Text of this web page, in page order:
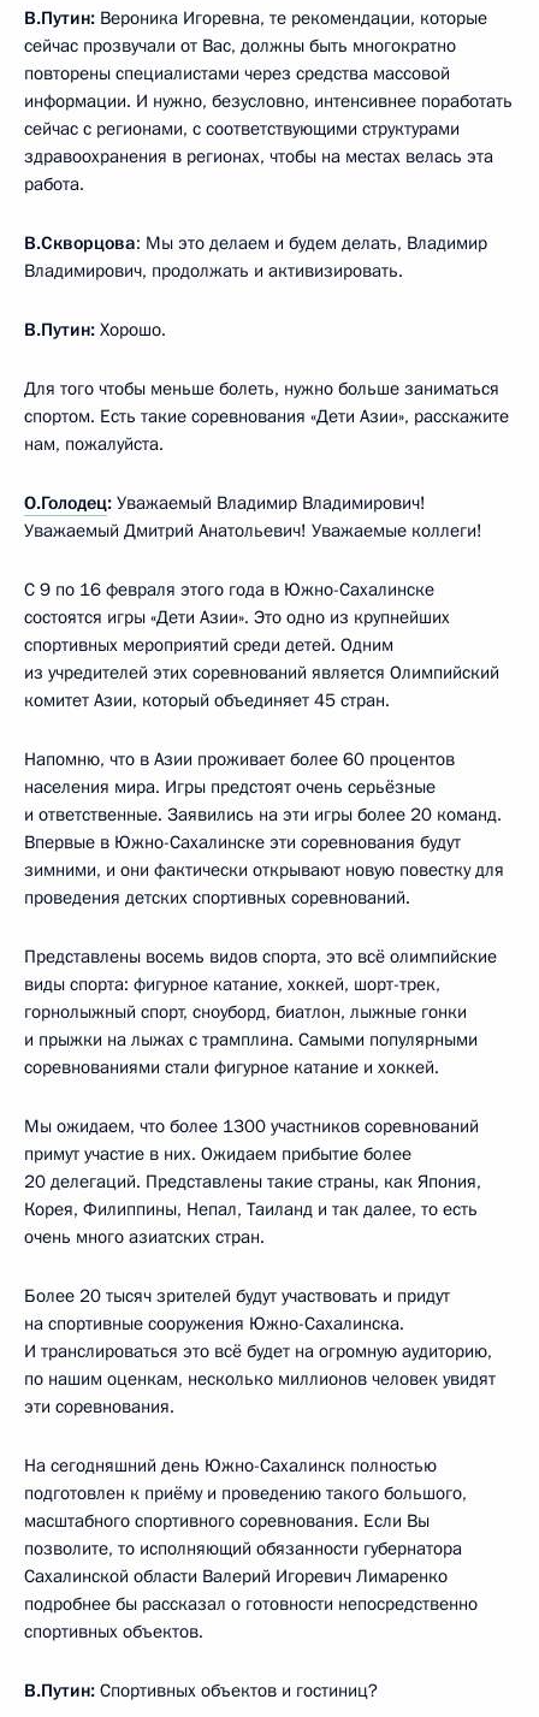
В.Путин: Вероника Игоревна, те рекомендации, которые
сейчас прозвучали от Вас, должны быть многократно
повторены специалистами через средства массовой
информации. И нужно, безусловно, интенсивнее поработать
сейчас с регионами, с соответствующими структурами
здравоохранения в регионах, чтобы на местах велась эта
работа.
В.Скворцова: Мы это делаем и будем делать, Владимир
Владимирович, продолжать и активизировать.
В.Путин: Хорошо.
Для того чтобы меньше болеть, нужно больше заниматься
спортом. Есть такие соревнования «Дети Азии», расскажите
нам, пожалуйста.
О.Голодец: Уважаемый Владимир Владимирович!
Уважаемый Дмитрий Анатольевич! Уважаемые коллеги!
С 9 по 16 февраля этого года в Южно-Сахалинске
состоятся игры «Дети Азии». Это одно из крупнейших
спортивных мероприятий среди детей. Одним
из учредителей этих соревнований является Олимпийский
комитет Азии, который объединяет 45 стран.
Напомню, что в Азии проживает более 60 процентов
населения мира. Игры предстоят очень серьёзные
и ответственные. Заявились на эти игры более 20 команд.
Впервые в Южно-Сахалинске эти соревнования будут
зимними, и они фактически открывают новую повестку для
проведения детских спортивных соревнований.
Представлены восемь видов спорта, это всё олимпийские
виды спорта: фигурное катание, хоккей, шорт-трек,
горнолыжный спорт, сноуборд, биатлон, лыжные гонки
и прыжки на лыжах с трамплина. Самыми популярными
соревнованиями стали фигурное катание и хоккей.
Мы ожидаем, что более 1300 участников соревнований
примут участие в них. Ожидаем прибытие более
20 делегаций. Представлены такие страны, как Япония,
Корея, Филиппины, Непал, Таиланд и так далее, то есть
очень много азиатских стран.
Более 20 тысяч зрителей будут участвовать и придут
на спортивные сооружения Южно-Сахалинска.
И транслироваться это всё будет на огромную аудиторию,
по нашим оценкам, несколько миллионов человек увидят
эти соревнования.
На сегодняшний день Южно-Сахалинск полностью
подготовлен к приёму и проведению такого большого,
масштабного спортивного соревнования. Если Вы
позволите, то исполняющий обязанности губернатора
Сахалинской области Валерий Игоревич Лимаренко
подробнее бы рассказал о готовности непосредственно
спортивных объектов.
В.Путин: Спортивных объектов и гостиниц?